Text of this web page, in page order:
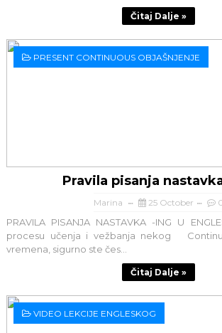
Čitaj Dalje »
PRESENT CONTINUOUS OBJAŠNJENJE
Pravila pisanja
Marina 25 October
PRAVILA PISANJA NASTAVKA -ING U
procesu učenja i vežbanja nekog
vremena, sigurno ste čes...
Čitaj Dalje »
VIDEO LEKCIJE ENGLESKOG